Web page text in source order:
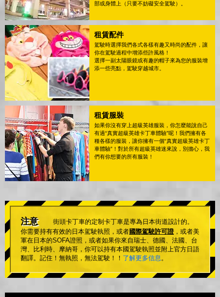
部或身體上（只要不妨礙安全駕駛）。
租賃配件
駕駛時選擇我們各式各樣有趣又時尚的配件，讓
你在駕駛過程中增添些許風格！
選擇一副太陽眼鏡或有趣的帽子來為您的服裝增
添一些亮點，駕駛穿越城市。
租賃服裝
如果你沒有穿上超級英雄服裝，你怎麼能說自己
有過“真實超級英雄卡丁車體驗”呢！我們擁有各
種各樣的服裝，讓你擁有一個“真實超級英雄卡丁
車體驗”！對於所有超級英雄迷來說，別擔心，我
們有你想要的所有服裝！
注意
街頭卡丁車的定制卡丁車是專為日本街道設計的。
你需要持有有效的日本駕駛執照，或者國際駕駛許可證 ，或者美
軍在日本的SOFA證照，或者如果你來自瑞士、德國、法國、台
灣、比利時、摩納哥，你可以持有本國駕駛執照並附上官方日語
翻譯。記住！無執照，無法駕駛！！ 了解更多信息。